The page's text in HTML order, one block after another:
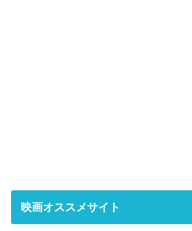
映画オススメサイト